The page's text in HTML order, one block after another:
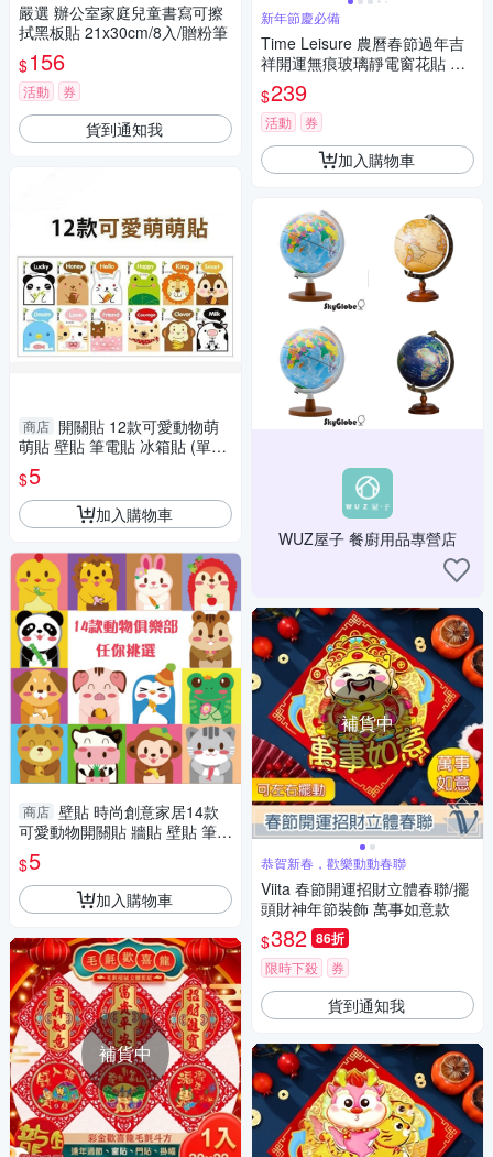
嚴選 辦公室家庭兒童書寫可擦
拭黑板貼 21x30cm/8入/贈粉筆
$156
活動 券
貨到通知我
商店 開關貼 12款可愛動物萌
萌貼 壁貼 筆電貼 冰箱貼 (單張)
Loxin
$5
加入購物車
商店 壁貼 時尚創意家居14款
可愛動物開關貼 牆貼 壁貼 筆電
貼 冰箱貼 (單張) Loxin
$5
加入購物車
補貨中
新年節慶必備
Time Leisure 農曆春節過年吉
祥開運無痕玻璃靜電窗花貼 富
貴金福
$239
活動 券
加入購物車
WUZ屋子 餐廚用品專營店
補貨中
恭賀新春，歡樂動動春聯
Viita 春節開運招財立體春聯/擺
頭財神年節裝飾 萬事如意款
$382 86折
限時下殺 券
貨到通知我